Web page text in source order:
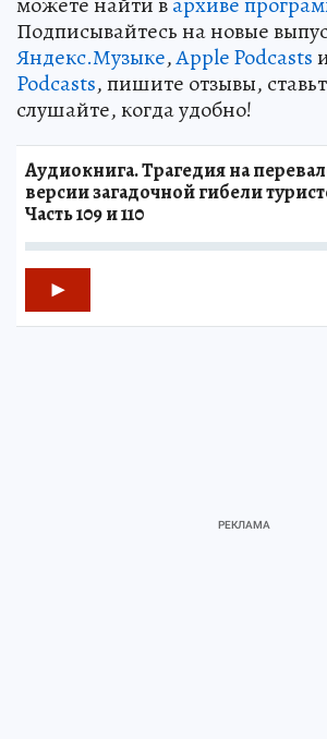
Подписывайтесь на новые
Яндекс.Музыке,Apple Podcasts
Podcasts, пишите отзывы,
слушайте, когда удобно!
Аудиокнига. Трагедия на
версии загадочной гибели
Часть 109 и 110